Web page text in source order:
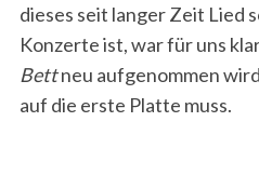
dieses seit langer Zeit Lied
Konzerte ist, war für uns
Bettneu aufgenommen
auf die erste Platte muss.